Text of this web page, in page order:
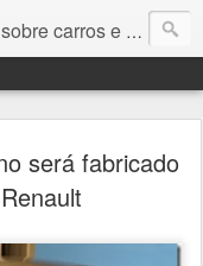
carros e motores
será fabricado